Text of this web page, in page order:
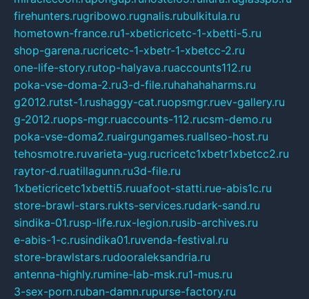
firehunters.rugribowo.rugnalis.rubulkitula.ru
hometown-france.ru1-xbeticricetc-1-xbetti-5.ru
shop-garena.rucricetc-1-xbetr-1-xbetcc-2.ru
one-life-story.rutop-halyava.ruaccounts112.ru
poka-vse-doma-2.ru3-d-file.ruhahahaharms.ru
g2012.rutst-1.rushaggy-cat.ruopsmgr.ruev-gallery.ru
g-2012.ruops-mgr.ruaccounts-112.rucsm-demo.ru
poka-vse-doma2.ruairgungames.ruallseo-host.ru
tehosmotre.ruvarieta-yug.rucricetc1xbetr1xbetcc2.ru
raytor-d.ruatillagunn.ru3d-file.ru
1xbeticricetc1xbetti5.ruuafoot-statti.rue-abis1c.ru
store-brawl-stars.rukts-services.rudark-sand.ru
sindika-01.rusp-life.rux-legion.rusib-archives.ru
e-abis-1-c.rusindika01.ruvenda-festival.ru
store-brawlstars.rudooraleksandria.ru
antenna-highly.rumine-lab-msk.ru1-mus.ru
3-sex-porn.ruban-damn.rupurse-factory.ru